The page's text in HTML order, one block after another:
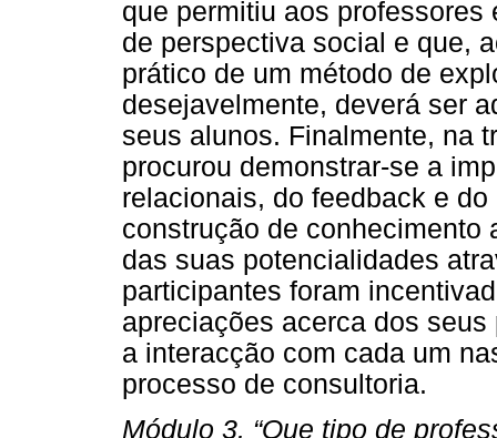
que permitiu aos
de perspectiva social e que,
prático de um método de
desejavelmente, deverá ser
seus alunos. Finalmente, na
procurou demonstrar-se a
relacionais, do feedback e
construção de conhecimento
das suas potencialidades
participantes foram
apreciações acerca dos
a interacção com cada um
processo de consultoria.
Módulo 3. “Que tipo de